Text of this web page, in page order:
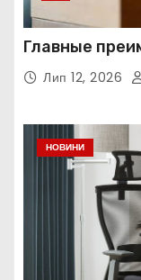
Главные
Лип 12, 2026
НОВИНИ